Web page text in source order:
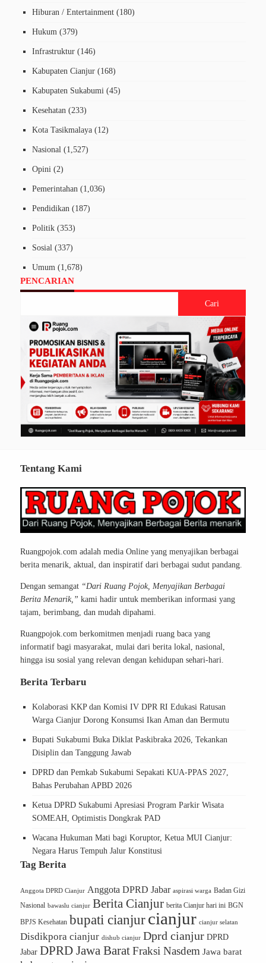
Hiburan / Entertainment (180)
Hukum (379)
Infrastruktur (146)
Kabupaten Cianjur (168)
Kabupaten Sukabumi (45)
Kesehatan (233)
Kota Tasikmalaya (12)
Nasional (1,527)
Opini (2)
Pemerintahan (1,036)
Pendidikan (187)
Politik (353)
Sosial (337)
Umum (1,678)
PENCARIAN
Tentang Kami
Ruangpojok.com adalah media Online yang menyajikan berbagai
berita menarik, aktual, dan inspiratif dari berbagai sudut pandang.
Dengan semangat “Dari Ruang Pojok, Menyajikan Berbagai
Berita Menarik,” kami hadir untuk memberikan informasi yang
tajam, berimbang, dan mudah dipahami.
Ruangpojok.com berkomitmen menjadi ruang baca yang
informatif bagi masyarakat, mulai dari berita lokal, nasional,
hingga isu sosial yang relevan dengan kehidupan sehari-hari.
Berita Terbaru
Kolaborasi KKP dan Komisi IV DPR RI Edukasi Ratusan
Warga Cianjur Dorong Konsumsi Ikan Aman dan Bermutu
Bupati Sukabumi Buka Diklat Paskibraka 2026, Tekankan
Disiplin dan Tanggung Jawab
DPRD dan Pemkab Sukabumi Sepakati KUA-PPAS 2027,
Bahas Perubahan APBD 2026
Ketua DPRD Sukabumi Apresiasi Program Parkir Wisata
SOMEAH, Optimistis Dongkrak PAD
Wacana Hukuman Mati bagi Koruptor, Ketua MUI Cianjur:
Negara Harus Tempuh Jalur Konstitusi
Tag Berita
Anggota DPRD Cianjur Anggota DPRD Jabar aspirasi warga Badan Gizi
Nasional bawaslu cianjur Berita Cianjur berita Cianjur hari ini BGN
BPJS Kesehatan bupati cianjurcianjur cianjur selatan
Disdikpora cianjur dishub cianjur Dprd cianjur DPRD
Jabar DPRD Jawa BaratFraksi Nasdem Jawa barat